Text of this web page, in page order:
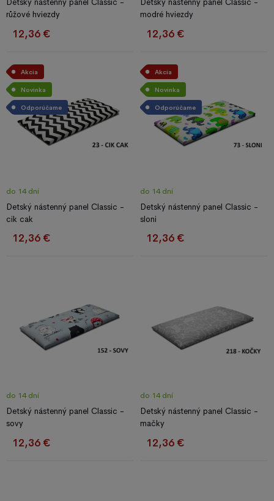
Detský nástenný panel Classic -
růžové hviezdy
12,36 €
Detský nástenný panel Classic -
modré hviezdy
12,36 €
Akcia
Novinka
Odporúčame
do 14 dní
Detský nástenný panel Classic -
cik cak
12,36 €
Akcia
Novinka
Odporúčame
do 14 dní
Detský nástenný panel Classic -
sloni
12,36 €
do 14 dní
Detský nástenný panel Classic -
sovy
12,36 €
do 14 dní
Detský nástenný panel Classic -
mačky
12,36 €